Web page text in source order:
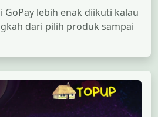
GoPay lebih enak diikuti kalau
dari pilih produk sampai